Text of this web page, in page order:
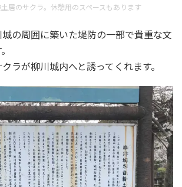
居のサクラ。休憩用のスペースもあります
の周囲に築いた堤防の一部で貴重な文
ラが柳川城内へと誘ってくれます。